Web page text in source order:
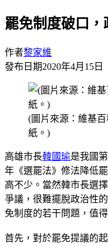
罷免制度破口
作者黎家維
發布日期2020年4月15日
(圖片來源：維基
紙。)
高雄市長韓國瑜是我國
年《選罷法》修法降低
高不少。當然韓市長選
爭議，很難擺脫政治性
免制度的若干問題，值得
首先，對於罷免提議的